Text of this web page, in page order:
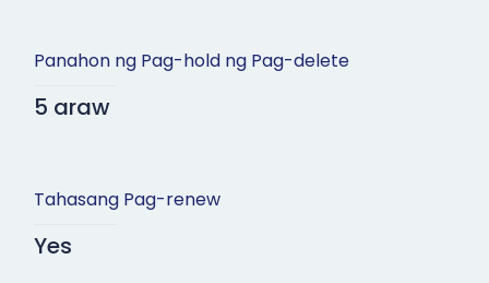
Panahon ng Pag-hold ng Pag-delete
5 araw
Tahasang Pag-renew
Yes